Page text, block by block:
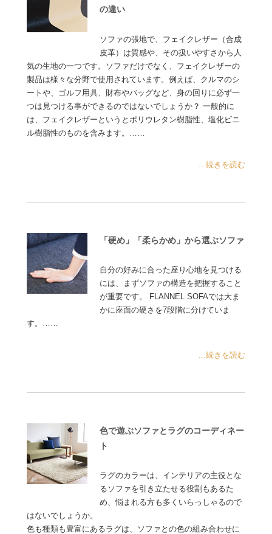
の違い
ソファの張地で、フェイクレザー（合成
皮革）は質感や、その扱いやすさから人
気の生地の一つです。ソファだけでなく、フェイクレザーの
製品は様々な分野で使用されています。例えば、クルマのシ
ートや、ゴルフ用具、財布やバッグなど、身の回りに必ず一
つは見つける事ができるのではないでしょうか？ 一般的に
は、フェイクレザーというとポリウレタン樹脂性、塩化ビニ
ル樹脂性のものを含みます。……
...続きを読む
「硬め」「柔らかめ」から選ぶソファ
自分の好みに合った座り心地を見つける
には、まずソファの構造を把握すること
が重要です。 FLANNEL SOFAでは大ま
かに座面の硬さを7段階に分けていま
す。……
...続きを読む
色で遊ぶソファとラグのコーディネー
ト
ラグのカラーは、インテリアの主役とな
るソファを引き立たせる役割もあるた
め、悩まれる方も多くいらっしゃるので
はないでしょうか。
色も種類も豊富にあるラグは、ソファとの色の組み合わせに